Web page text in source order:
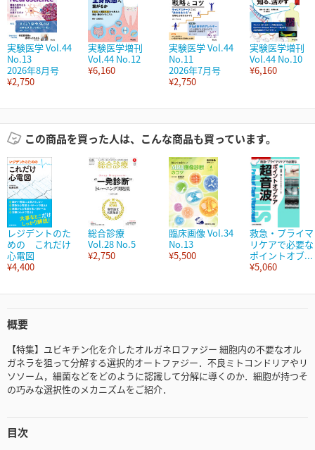
実験医学 Vol.44
No.13
2026年8月号
¥2,750
実験医学増刊
Vol.44 No.12
¥6,160
実験医学 Vol.44
No.11
2026年7月号
¥2,750
実験医学増刊
Vol.44 No.10
¥6,160
この商品を買った人は、こんな商品も買っています。
レジデントのた
めの これだけ
心電図
¥4,400
総合診療
Vol.28 No.5
¥2,750
臨床画像 Vol.34
No.13
¥5,500
救急・プライマ
リケアで必要な
ポイントオブ...
¥5,060
概要
【特集】ユビキチン化を介したオルガネロファジー 細胞内の不要なオル
ガネラを狙って分解する選択的オートファジー．不良ミトコンドリアやリ
ソソーム，細菌などをどのように認識して分解に導くのか．細胞が持つそ
の巧みな選択性のメカニズムをご紹介．
目次